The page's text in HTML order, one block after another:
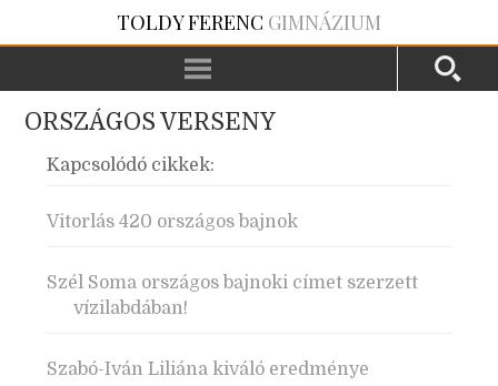
TOLDY FERENC GIMNÁZIUM
ORSZÁGOS VERSENY
Kapcsolódó cikkek:
Vitorlás 420 országos bajnok
Szél Soma országos bajnoki címet szerzett
vízilabdában!
Szabó-Iván Liliána kiváló eredménye